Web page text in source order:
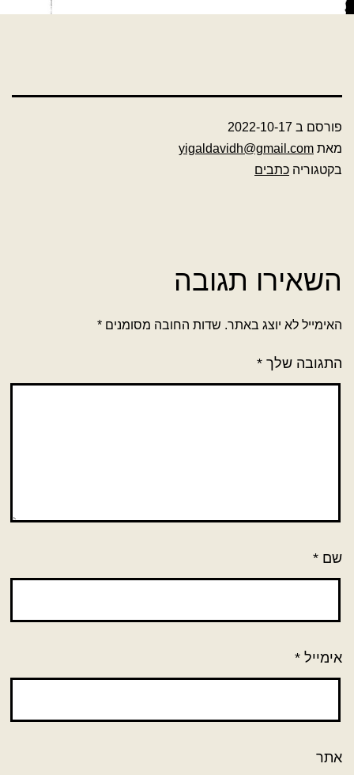
פורסם ב 2022-10-17
מאת yigaldavidh@gmail.com
בקטגוריה כתבים
השאירו תגובה
האימייל לא יוצג באתר. שדות החובה מסומנים *
התגובה שלך *
שם *
אימייל *
אתר